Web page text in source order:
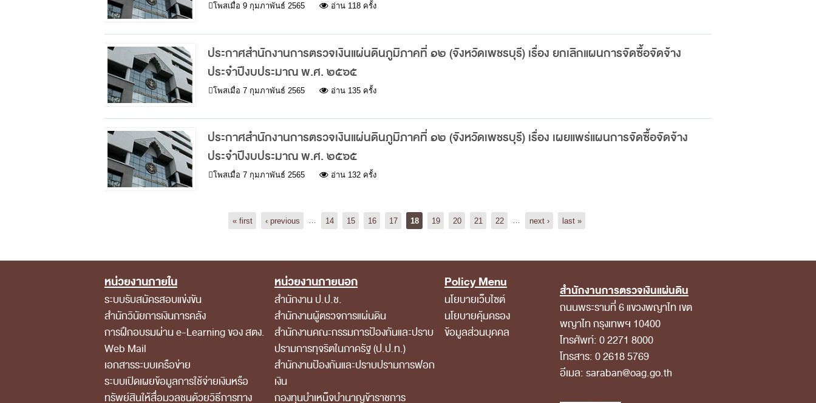
โพสเมื่อ 9 กุมภาพันธ์ 2565 อ่าน 118 ครั้ง
ประกาศสำนักงานการตรวจเงินแผ่นดินภูมิภาคที่ ๑๒ (จังหวัดเพชรบุรี) เรื่อง ยกเลิกแผนการจัดซื้อจัดจ้าง
ประจำปีงบประมาณ พ.ศ. ๒๕๖๕
โพสเมื่อ 7 กุมภาพันธ์ 2565 อ่าน 135 ครั้ง
ประกาศสำนักงานการตรวจเงินแผ่นดินภูมิภาคที่ ๑๒ (จังหวัดเพชรบุรี) เรื่อง เผยแพร่แผนการจัดซื้อจัดจ้าง
ประจำปีงบประมาณ พ.ศ. ๒๕๖๕
โพสเมื่อ 7 กุมภาพันธ์ 2565 อ่าน 132 ครั้ง
« first ‹ previous … 14 15 16 17 18 19 20 21 22 … next › last »
Footer Menu
หน่วยงานภายใน
ระบบรับสมัครสอบแข่งขัน
สำนักวินัยการเงินการคลัง
การฝึกอบรมผ่าน e-Learning ของ สตง.
Web Mail
เอกสารระบบเครือข่าย
ระบบเปิดเผยข้อมูลการใช้จ่ายเงินหรือ
ทรัพย์สินให้สื่อมวลชนด้วยวิธีการทาง
หน่วยงานภายนอก
สำนักงาน ป.ป.ช.
สำนักงานผู้ตรวจการแผ่นดิน
สำนักงานคณะกรรมการป้องกันและปราบ
ปรามการทุจริตในภาครัฐ (ป.ป.ท.)
สำนักงานป้องกันและปราบปรามการฟอก
เงิน
กองทุนบำเหน็จบำนาญข้าราชการ
Policy Menu
นโยบายเว็บไซต์
นโยบายคุ้มครอง
ข้อมูลส่วนบุคคล
สำนักงานการตรวจเงินแผ่นดิน
ถนนพระรามที่ 6 แขวงพญาไท เขต
พญาไท กรุงเทพฯ 10400
โทรศัพท์: 0 2271 8000
โทรสาร: 0 2618 5769
อีเมล: saraban@oag.go.th